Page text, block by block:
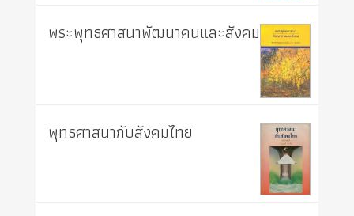
พระพุทธศาสนาพัฒนาคนและสังคม
พุทธศาสนากับสังคมไทย